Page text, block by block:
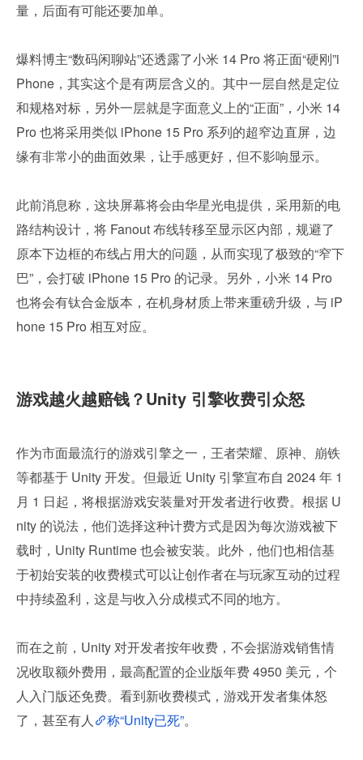
量，后面有可能还要加单。
爆料博主“数码闲聊站”还透露了小米 14 Pro 将正面“硬刚”i
Phone，其实这个是有两层含义的。其中一层自然是定位
和规格对标，另外一层就是字面意义上的“正面”，小米 14
Pro 也将采用类似 iPhone 15 Pro 系列的超窄边直屏，边
缘有非常小的曲面效果，让手感更好，但不影响显示。
此前消息称，这块屏幕将会由华星光电提供，采用新的电
路结构设计，将 Fanout 布线转移至显示区内部，规避了
原本下边框的布线占用大的问题，从而实现了极致的“窄下
巴”，会打破 iPhone 15 Pro 的记录。另外，小米 14 Pro
也将会有钛合金版本，在机身材质上带来重磅升级，与 iP
hone 15 Pro 相互对应。
游戏越火越赔钱？Unity 引擎收费引众怒
作为市面最流行的游戏引擎之一，王者荣耀、原神、崩铁
等都基于 Unity 开发。但最近 Unity 引擎宣布自 2024 年 1
月 1 日起，将根据游戏安装量对开发者进行收费。根据 U
nity 的说法，他们选择这种计费方式是因为每次游戏被下
载时，Unity Runtime 也会被安装。此外，他们也相信基
于初始安装的收费模式可以让创作者在与玩家互动的过程
中持续盈利，这是与收入分成模式不同的地方。
而在之前，Unity 对开发者按年收费，不会据游戏销售情
况收取额外费用，最高配置的企业版年费 4950 美元，个
人入门版还免费。看到新收费模式，游戏开发者集体怒
了，甚至有人
称“Unity已死”。